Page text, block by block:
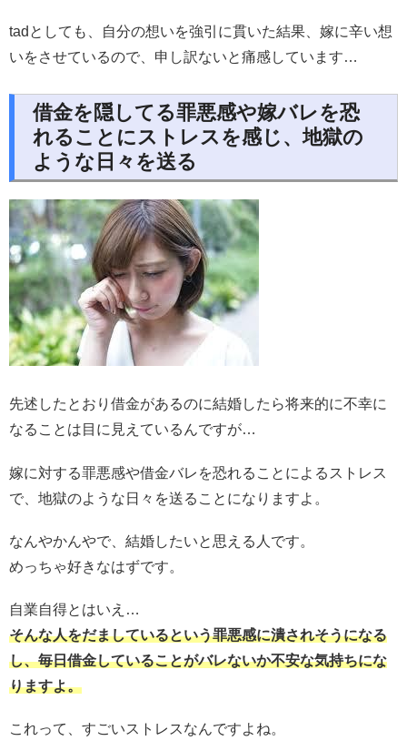
tadとしても、自分の想いを強引に貫いた結果、嫁に辛い想
いをさせているので、申し訳ないと痛感しています…
借金を隠してる罪悪感や嫁バレを恐
れることにストレスを感じ、地獄の
ような日々を送る
先述したとおり借金があるのに結婚したら将来的に不幸に
なることは目に見えているんですが…
嫁に対する罪悪感や借金バレを恐れることによるストレス
で、地獄のような日々を送ることになりますよ。
なんやかんやで、結婚したいと思える人です。
めっちゃ好きなはずです。
自業自得とはいえ…
そんな人をだましているという罪悪感に潰されそうになる
し、毎日借金していることがバレないか不安な気持ちにな
りますよ。
これって、すごいストレスなんですよね。